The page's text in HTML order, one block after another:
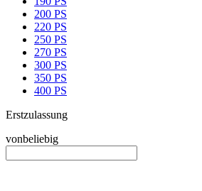
200 PS
220 PS
250 PS
270 PS
300 PS
350 PS
400 PS
Erstzulassung
vonbeliebig